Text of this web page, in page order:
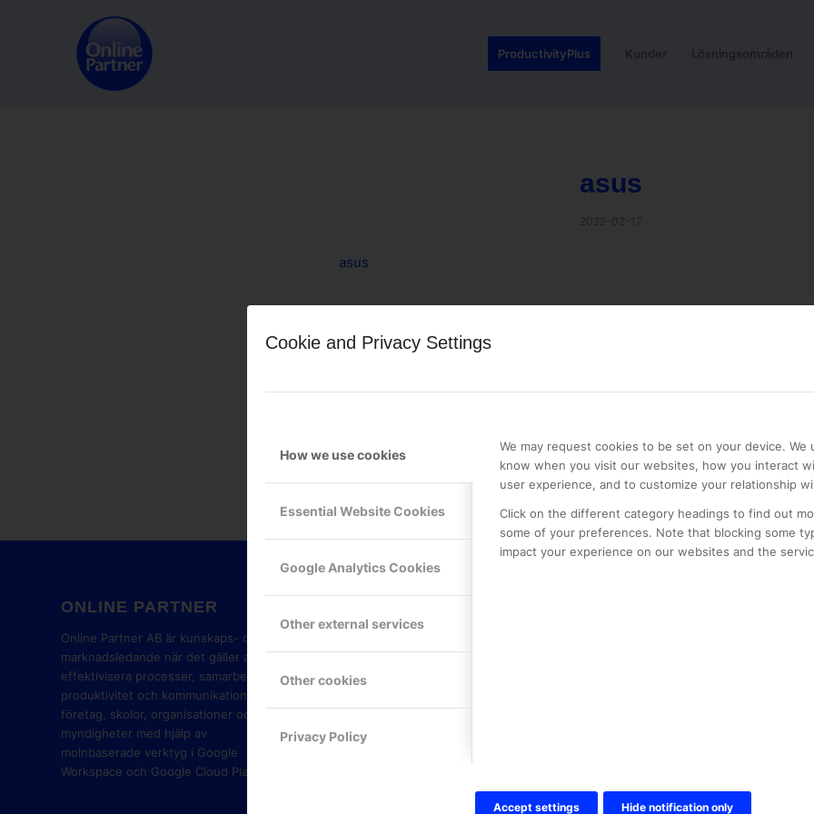
Cookie and Privacy Settings
How we use cookies
Essential Website Cookies
Google Analytics Cookies
Other external services
Other cookies
Privacy Policy
We may request cookies to be set on your device. We
know when you visit our websites, how you interact
user experience, and to customize your relationship
Click on the different category headings to find out
some of your preferences. Note that blocking some
impact your experience on our websites and the
Accept settings Hide notification only
ProductivityPlus Kunder Lösningsområden
asus
asus
ONLINE PARTNER
Online Partner AB är kunskaps- och
marknadsledande när det gäller att
effektivisera processer, samarbete,
produktivitet och kommunikation i
företag, skolor, organisationer och
myndigheter med hjälp av
molnbaserade verktyg i Google
Workspace och Google Cloud Platform.
PARTNER